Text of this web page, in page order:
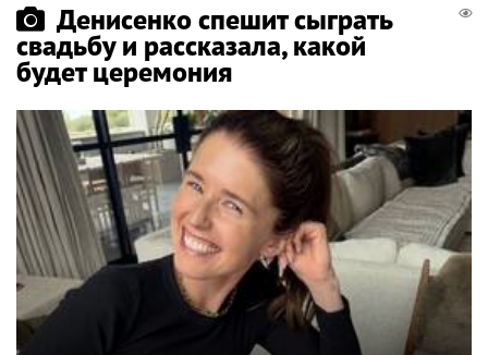
Денисенко спешит сыграть
свадьбу и рассказала, какой
будет церемония